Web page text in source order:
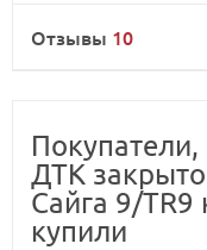
Отзывы 10
ДТК
Сайга 9/TR9
купили